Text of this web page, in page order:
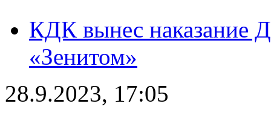
КДК вынес наказание
«Зенитом»
28.9.2023, 17:05